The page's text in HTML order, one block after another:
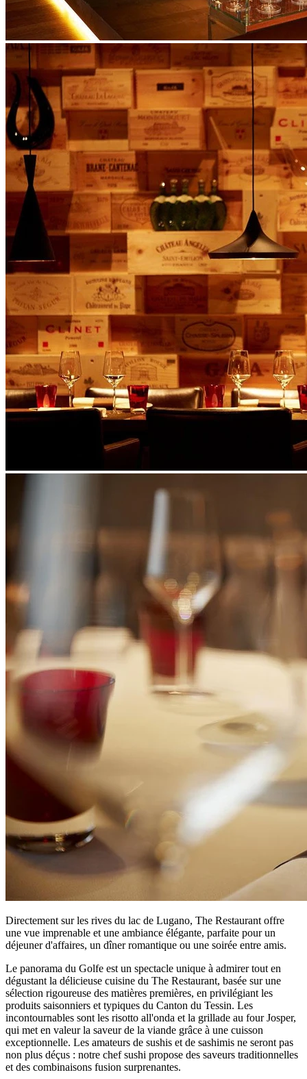
Directement sur les rives du lac de Lugano, The Restaurant offre
une vue imprenable et une ambiance élégante, parfaite pour un
déjeuner d'affaires, un dîner romantique ou une soirée entre amis.
Le panorama du Golfe est un spectacle unique à admirer tout en
dégustant la délicieuse cuisine du The Restaurant, basée sur une
sélection rigoureuse des matières premières, en privilégiant les
produits saisonniers et typiques du Canton du Tessin. Les
incontournables sont les risotto all'onda et la grillade au four Josper,
qui met en valeur la saveur de la viande grâce à une cuisson
exceptionnelle. Les amateurs de sushis et de sashimis ne seront pas
non plus déçus : notre chef sushi propose des saveurs traditionnelles
et des combinaisons fusion surprenantes.